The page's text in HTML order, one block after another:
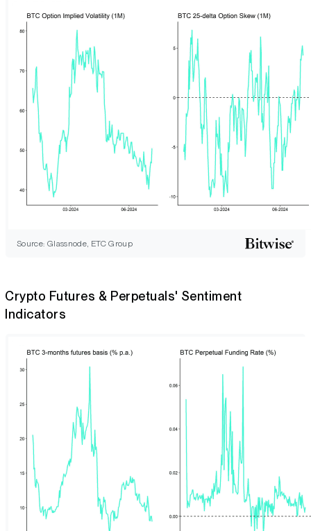
Source: Glassnode, ETC Group
Crypto Futures & Perpetuals' Sentiment
Indicators